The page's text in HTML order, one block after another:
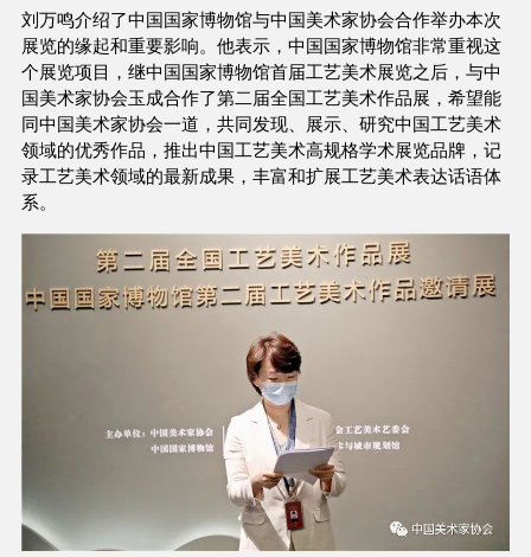
刘万鸣介绍了中国国家博物馆与中国美术家协会合作举办本次
展览的缘起和重要影响。他表示，中国国家博物馆非常重视这
个展览项目，继中国国家博物馆首届工艺美术展览之后，与中
国美术家协会玉成合作了第二届全国工艺美术作品展，希望能
同中国美术家协会一道，共同发现、展示、研究中国工艺美术
领域的优秀作品，推出中国工艺美术高规格学术展览品牌，记
录工艺美术领域的最新成果，丰富和扩展工艺美术表达话语体
系。